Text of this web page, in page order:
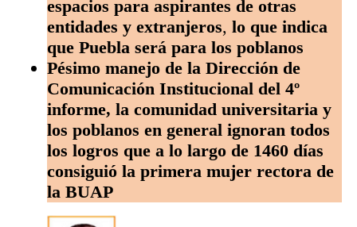
espacios para aspirantes de otras
entidades y extranjeros, lo que indica
que Puebla será para los poblanos
Pésimo manejo de la Dirección de
Comunicación Institucional del 4º
informe, la comunidad universitaria y
los poblanos en general ignoran todos
los logros que a lo largo de 1460 días
consiguió la primera mujer rectora de
la BUAP